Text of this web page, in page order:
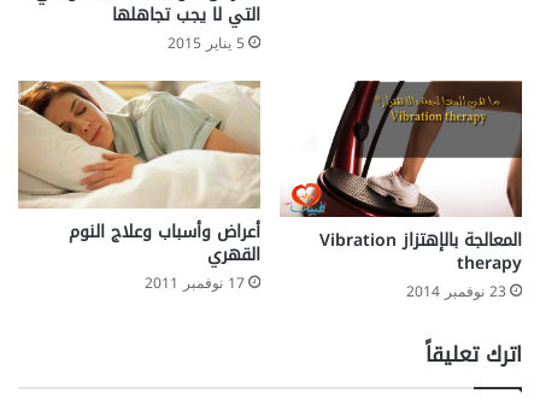
التي لا يجب تجاهلها
5 يناير 2015
المعالجة بالإهتزاز Vibration
therapy
23 نوفمبر 2014
أعراض وأسباب وعلاج النوم
القهري
17 نوفمبر 2011
اترك تعليقاً